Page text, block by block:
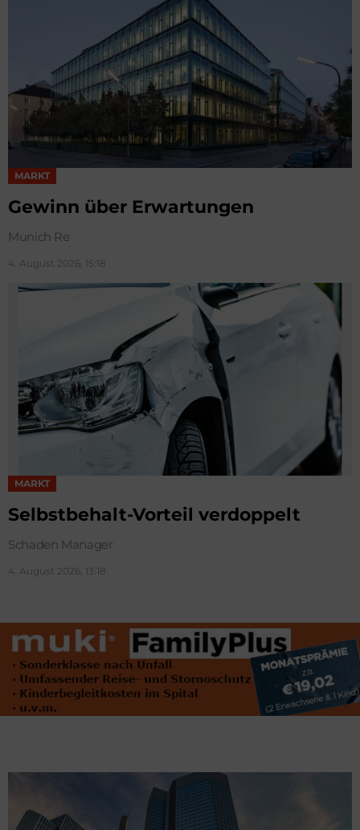
MARKT
Gewinn über Erwartungen
Munich Re
4. August 2026, 15:18
MARKT
Selbstbehalt-Vorteil verdoppelt
Schaden Manager
4. August 2026, 13:18